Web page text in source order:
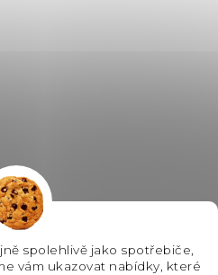
spolehlivě jako spotřebiče,
vám ukazovat nabídky, které